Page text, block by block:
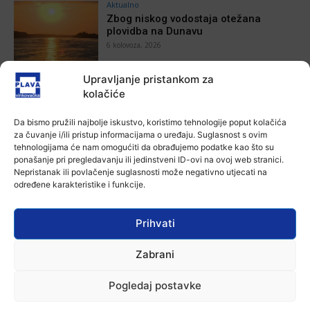
Upravljanje pristankom za
kolačiće
Da bismo pružili najbolje iskustvo, koristimo tehnologije poput kolačića
za čuvanje i/ili pristup informacijama o uređaju. Suglasnost s ovim
tehnologijama će nam omogućiti da obrađujemo podatke kao što su
ponašanje pri pregledavanju ili jedinstveni ID-ovi na ovoj web stranici.
Nepristanak ili povlačenje suglasnosti može negativno utjecati na
određene karakteristike i funkcije.
Prihvati
Zabrani
Pogledaj postavke
Aktualno
Zbog niskog vodostaja otežana
plovidba na Dunavu
6 kolovoza, 2026
Aktualno
Krimići, trileri, ljubavne priče i
žanrovi ovoga ljeta u vinkovačkoj
knjižnici
6 kolovoza, 2026
Aktualno
Iz Vinkovačkog vodovoda i
kanalizacije najavljuju smanjenje
tlaka u vodovodnoj mreži
6 kolovoza, 2026
Poziv na racionalno korištenje vode